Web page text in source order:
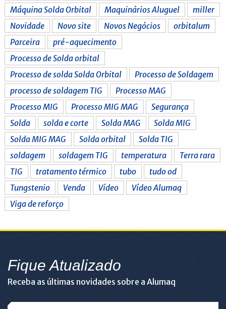
Máquina Solda Orbital
Maquinários Aluguel
miller
Novidade
Novo site Novos Negócios
orbitalum
Parceira
pré-aquecimento
Processo de Solda orbital
Processo de solda Solda Orbital
Processo de Soldagem
processo de soldagem TIG
Processo MAG
Processo MIG
Processo MIG MAG
Segurança
Solda
solda e corte Solda MAG
Solda MIG
Solda MIG MAG
Solda orbital
Solda TIG
soldagem
soldagem TIG temperatura
Terra rara
TIG
tratamento térmico tubo
tudo od
Tungstenio
Venda Vídeo
Vídeo Alumaq
Viga de reforço
Fique Atualizado
Receba as últimas novidades sobre a Alumaq